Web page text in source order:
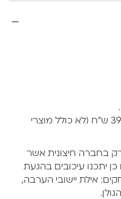
משלוח עד הבית חינם בקניה מעל 399 ש״ח (לא כולל מוצרי
בחברה חיצונית אשר
יתכנו עיכובים בהגעת
אילת יישובי הערבה,